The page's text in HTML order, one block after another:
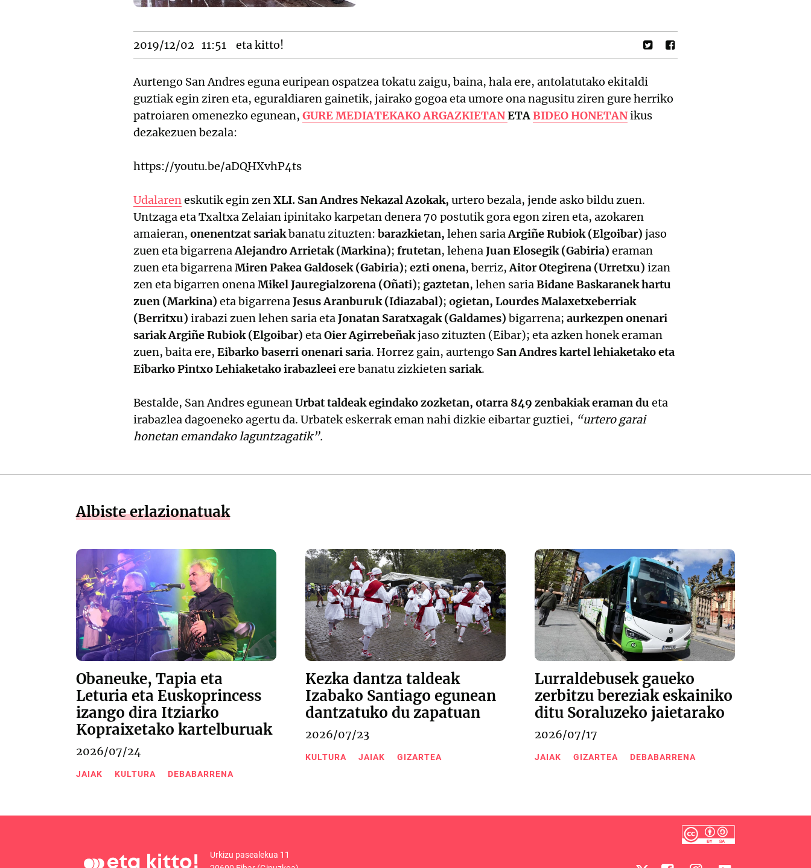
2019/12/02 11:51 eta kitto!
Aurtengo San Andres eguna euripean ospatzea tokatu zaigu, baina, hala ere, antolatutako ekitaldi
guztiak egin ziren eta, eguraldiaren gainetik, jairako gogoa eta umore ona nagusitu ziren gure herriko
patroiaren omenezko egunean, GURE MEDIATEKAKO ARGAZKIETANETABIDEO HONETANikus
dezakezuen bezala:
https://youtu.be/aDQHXvhP4ts
Udalareneskutik egin zenXLI. San Andres Nekazal Azokak, urtero bezala, jende asko bildu zuen.
Untzaga eta Txaltxa Zelaian ipinitako karpetan denera 70 postutik gora egon ziren eta, azokaren
amaieran, onenentzat sariakbanatu zituzten: barazkietan, lehen sariaArgiñe Rubiok (Elgoibar) jaso
zuen eta bigarrenaAlejandro Arrietak (Markina); frutetan, lehenaJuan Elosegik (Gabiria) eraman
zuen eta bigarrenaMiren Pakea Galdosek (Gabiria); ezti onena, berriz,Aitor Otegirena (Urretxu) izan
zen eta bigarren onenaMikel Jauregialzorena (Oñati); gaztetan, lehen sariaBidane Baskaranek hartu
zuen (Markina) eta bigarrenaJesus Aranburuk (Idiazabal); ogietan, Lourdes Malaxetxeberriak
(Berritxu) irabazi zuen lehen saria etaJonatan Saratxagak (Galdames) bigarrena; aurkezpen onenari
sariak Argiñe Rubiok (Elgoibar) etaOier Agirrebeñakjaso zituzten (Eibar); eta azken honek eraman
zuen, baita ere, Eibarko baserri onenari saria. Horrez gain, aurtengo San Andres kartel lehiaketako eta
Eibarko Pintxo Lehiaketako irabazleeiere banatu zizkietensariak.
Bestalde, San Andres eguneanUrbat taldeak egindako zozketan, otarra 849 zenbakiak eraman du eta
irabazlea dagoeneko agertu da. Urbatek eskerrak eman nahi dizkie eibartar guztiei, “urtero garai
honetan emandako laguntzagatik”.
Albiste erlazionatuak
Obaneuke, Tapia eta
Leturia eta Euskoprincess
izango dira Itziarko
Kopraixetako kartelburuak
2026/07/24
JAIAK KULTURA DEBABARRENA
Kezka dantza taldeak
Izabako Santiago egunean
dantzatuko du zapatuan
2026/07/23
KULTURA JAIAK GIZARTEA
Lurraldebusek gaueko
zerbitzu bereziak eskainiko
ditu Soraluzeko jaietarako
2026/07/17
JAIAK GIZARTEA DEBABARRENA
Urkizu pasealekua 11